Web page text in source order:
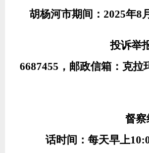
胡杨河市期间： 2025年8月
投诉举
6687455 ，邮政信箱： 克拉
督察
话时间：每天早上